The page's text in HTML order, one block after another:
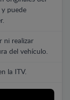
puede
ni realizar
del vehículo.
la ITV.